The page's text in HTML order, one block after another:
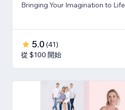
Bringing Your Imagination to Life
5.0 (41)
從 $100 開始